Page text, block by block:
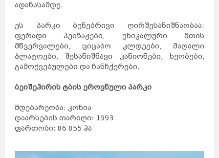
ადანასამდე.
ეს პარკი ბუნებრივი ღირშესანიშნაობაა:
ფერადი პეიზაჟები, უნიკალური მთის
მწვერვალები, ციცაბო კლდეები, მაღალი
პლატოები, შესანიშნავი კანიონები, ხეობები,
გამოქვებულები და ჩანჩქერები.
ბეიშეჰირის ტბის ეროვნული პარკი
მდებარეობა: კონია
დაარსების თარიღი: 1993
ფართობი: 86 855 ჰა